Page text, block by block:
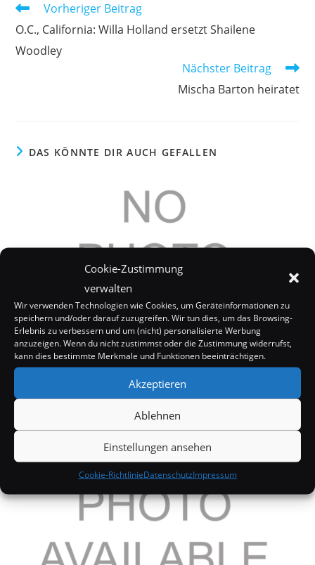
Cookie-Zustimmung
verwalten
Wir verwenden Technologien wie Cookies, um Geräteinformationen zu
speichern und/oder darauf zuzugreifen. Wir tun dies, um das Browsing-
Erlebnis zu verbessern und um (nicht) personalisierte Werbung
anzuzeigen. Wenn du nicht zustimmst oder die Zustimmung widerrufst,
kann dies bestimmte Merkmale und Funktionen beeinträchtigen.
Akzeptieren
Ablehnen
Einstellungen ansehen
Cookie-RichtlinieDatenschutzImpressum
Weitere
ansehen
Vorheriger Beitrag
O.C., California: Willa Holland ersetzt Shailene
Woodley
Nächster Beitrag
Mischa Barton heiratet
DAS KÖNNTE DIR AUCH GEFALLEN
"The Hobbit": Erst 2008 ist eine Verfilmung möglic
6. April 2005